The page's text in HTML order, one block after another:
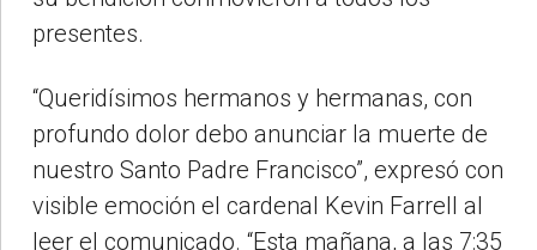
presentes.
“Queridísimos hermanos y hermanas, con
profundo dolor debo anunciar la muerte de
nuestro Santo Padre Francisco”, expresó con
visible emoción el cardenal Kevin Farrell al
leer el comunicado. “Esta mañana, a las 7:35